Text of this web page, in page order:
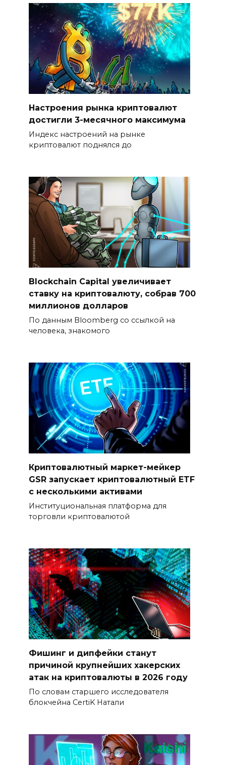
Настроения рынка криптовалют
достигли 3-месячного максимума
Индекс настроений на рынке
криптовалют поднялся до
Blockchain Capital увеличивает
ставку на криптовалюту, собрав 700
миллионов долларов
По данным Bloomberg со ссылкой на
человека, знакомого
Криптовалютный маркет-мейкер
GSR запускает криптовалютный ETF
с несколькими активами
Институциональная платформа для
торговли криптовалютой
Фишинг и дипфейки станут
причиной крупнейших хакерских
атак на криптовалюты в 2026 году
По словам старшего исследователя
блокчейна CertiK Натали